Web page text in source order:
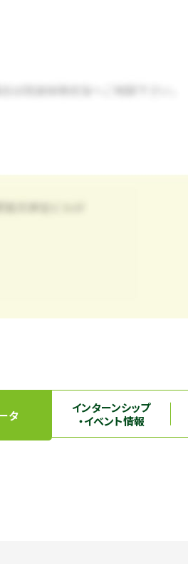
タ
インターンシップ
・イベント情報